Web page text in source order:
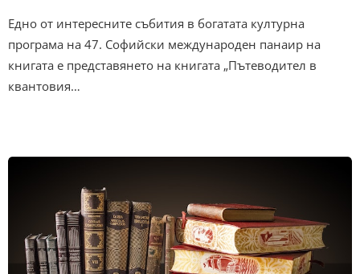
Едно от интересните събития в богатата културна
програма на 47. Софийски международен панаир на
книгата е представянето на книгата ‌„Пътеводител в
квантовия…